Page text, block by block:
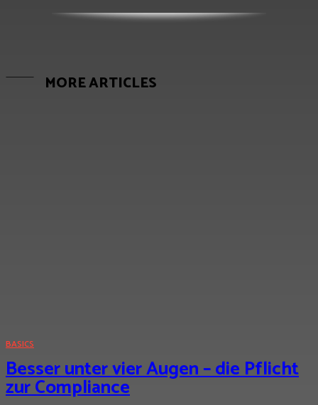
MORE ARTICLES
BASICS
Besser unter vier Augen – die Pflicht
zur Compliance